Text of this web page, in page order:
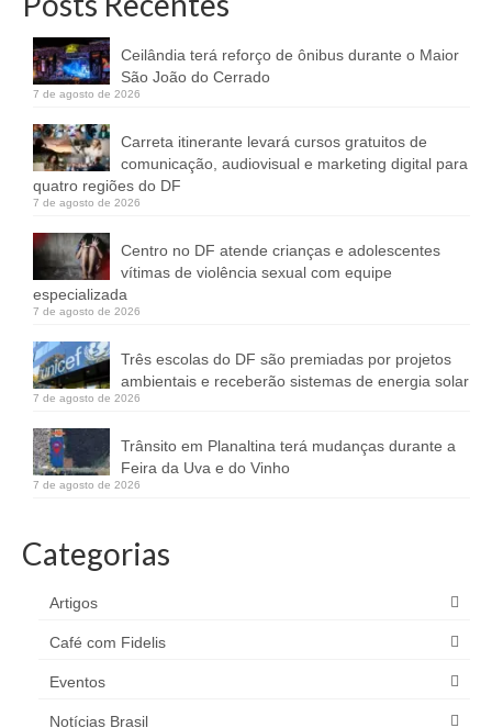
Ceilândia terá reforço de ônibus durante o Maior
São João do Cerrado
7 de agosto de 2026
Carreta itinerante levará cursos gratuitos de
comunicação, audiovisual e marketing digital para
quatro regiões do DF
7 de agosto de 2026
Centro no DF atende crianças e adolescentes
vítimas de violência sexual com equipe
especializada
7 de agosto de 2026
Três escolas do DF são premiadas por projetos
ambientais e receberão sistemas de energia solar
7 de agosto de 2026
Trânsito em Planaltina terá mudanças durante a
Feira da Uva e do Vinho
7 de agosto de 2026
Categorias
Artigos
Café com Fidelis
Eventos
Notícias Brasil